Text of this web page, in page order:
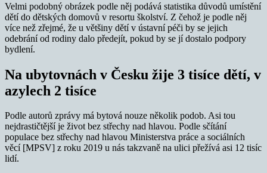
Velmi podobný obrázek podle něj podává statistika důvodů umístění
dětí do dětských domovů v resortu školství. Z čehož je podle něj
více než zřejmé, že u většiny dětí v ústavní péči by se jejich
odebrání od rodiny dalo předejít, pokud by se jí dostalo podpory
bydlení.
Na ubytovnách v Česku žije 3 tisíce dětí, v
azylech 2 tisíce
Podle autorů zprávy má bytová nouze několik podob. Asi tou
nejdrastičtější je život bez střechy nad hlavou. Podle sčítání
populace bez střechy nad hlavou Ministerstva práce a sociálních
věcí [MPSV] z roku 2019 u nás takzvaně na ulici přežívá asi 12 tisíc
lidí.